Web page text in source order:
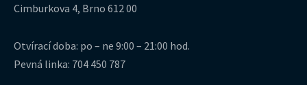
Cimburkova 4, Brno 612 00
Otvírací doba: po – ne 9:00 – 21:00 hod.
Pevná linka: 704 450 787